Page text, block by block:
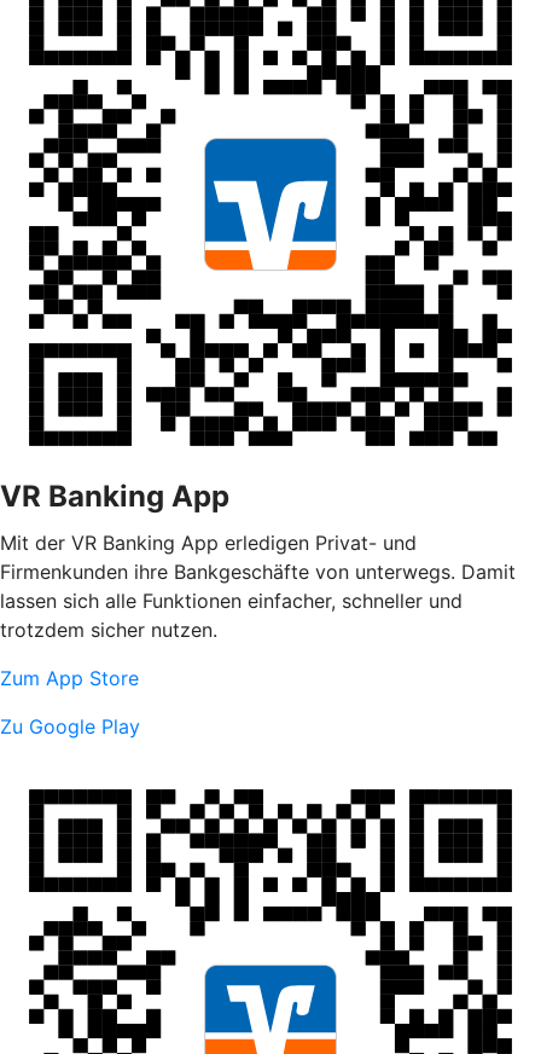
VR Banking App
Mit der VR Banking App erledigen Privat- und
Firmenkunden ihre Bankgeschäfte von unterwegs. Damit
lassen sich alle Funktionen einfacher, schneller und
trotzdem sicher nutzen.
Zum App Store
Zu Google Play